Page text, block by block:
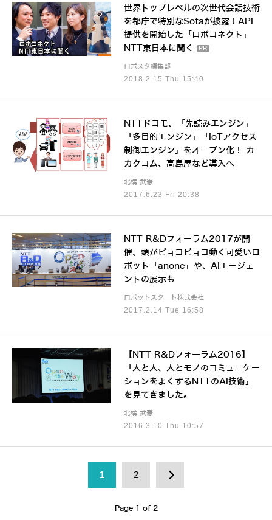
2018.2.15 Thu 15:40
世界トップレベルの次世代会話技術
を都庁で特別なSotaが披露！API
提供を開始した「ロボコネクト」
NTT東日本に聞く
PR
ロボスタ編集部
2017.6.23 Fri 20:38
NTTドコモ、「先読みエンジン」
「多目的エンジン」「IoTアクセス
制御エンジン」をオープン化！ カ
カクコム、高島屋など導入へ
北構 武憲
2017.2.14 Tue 16:58
NTT R&Dフォーラム2017が開
催、頭がピョコピョコ動く可愛いロ
ボット「anone」や、AIエージェ
ントの展示も
ロボットスタート株式会社
2016.3.10 Thu 10:57
【NTT R&Dフォーラム2016】
「人と人、人とモノのコミュニケー
ションをよくするNTTのAI技術」
を見てきました。
北構 武憲
1 2
Page 1 of 2